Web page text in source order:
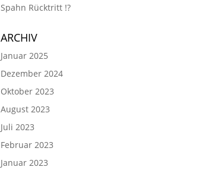
Spahn Rücktritt !?
ARCHIV
Januar 2025
Dezember 2024
Oktober 2023
August 2023
Juli 2023
Februar 2023
Januar 2023